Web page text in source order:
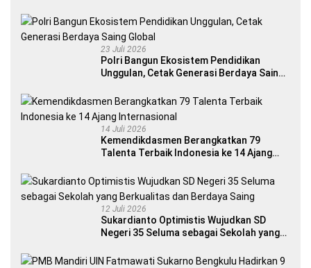
23 Juli 2026
Polri Bangun Ekosistem Pendidikan
Unggulan, Cetak Generasi Berdaya Saing
14 Juli 2026
Kemendikdasmen Berangkatkan 79
Talenta Terbaik Indonesia ke 14 Ajang
12 Juli 2026
Sukardianto Optimistis Wujudkan SD
Negeri 35 Seluma sebagai Sekolah yang